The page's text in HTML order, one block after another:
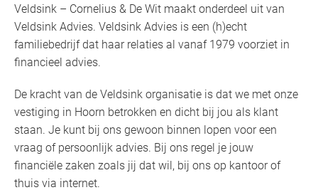
Veldsink – Cornelius & De Wit maakt onderdeel uit van
Veldsink Advies. Veldsink Advies is een (h)echt
familiebedrijf dat haar relaties al vanaf 1979 voorziet in
financieel advies.
De kracht van de Veldsink organisatie is dat we met onze
vestiging in Hoorn betrokken en dicht bij jou als klant
staan. Je kunt bij ons gewoon binnen lopen voor een
vraag of persoonlijk advies. Bij ons regel je jouw
financiële zaken zoals jij dat wil, bij ons op kantoor of
thuis via internet.